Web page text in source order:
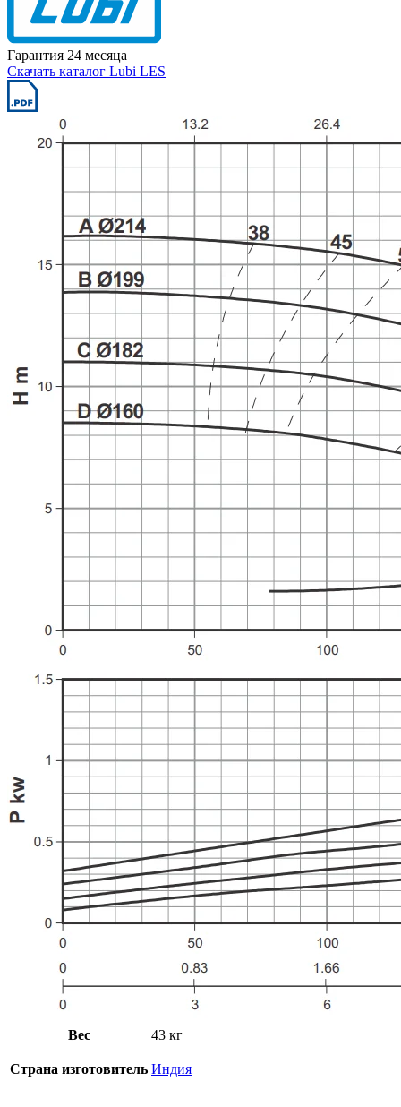
Гарантия 24 месяца
Скачать каталог Lubi LES
Вес 43 кг
Страна изготовитель Индия